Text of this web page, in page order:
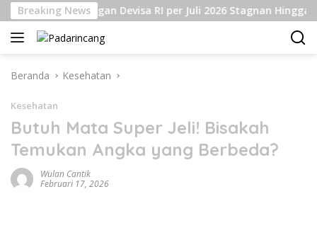
Langsung
ke
konten
Breaking News
Cadangan Devisa RI per Juli 2026 Stagnan Hingga
Beranda Kesehatan
Kesehatan
Butuh Mata Super Jeli! Bisakah
Temukan Angka yang Berbeda?
Wulan Cantik
Februari 17, 2026